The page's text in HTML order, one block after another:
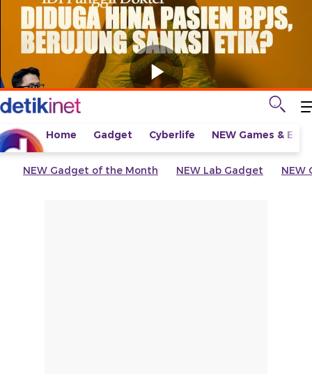
Home Gadget Cyberlife NEW Games &
NEW Gadget of the Month NEW Lab Gadget NEW